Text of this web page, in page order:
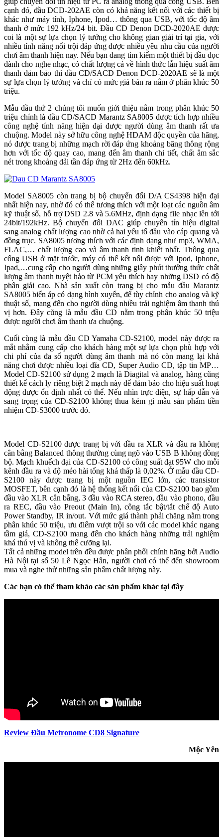
cạnh đó, đầu DCD-202AE còn có khả năng kết nối với các thiết bị
khác như máy tính, Iphone, Ipod… thông qua USB, với tốc độ âm
thanh ở mức 192 kHz/24 bit. Đầu CD Denon DCD-2020AE được
coi là một sự lựa chọn lý tưởng cho không gian giải trí tại gia, với
nhiều tính năng nổi trội đáp ứng được nhiều yêu nhu cầu của người
chơi âm thanh hiện nay. Nếu bạn đang tìm kiếm một thiết bị đầu đọc
dành cho nghe nhạc, có chất lượng cả về hình thức lẫn hiệu suất âm
thanh đảm bảo thì đầu CD/SACD Denon DCD-2020AE sẽ là một
sự lựa chọn lý tưởng và chỉ có mức giá bán ra nằm ở phân khúc 50
triệu.
Mẫu đầu thứ 2 chúng tôi muốn giới thiệu nằm trong phân khúc 50
triệu chính là đầu CD/SACD Marantz SA8005 được tích hợp nhiều
công nghệ tính năng hiện đại được người dùng âm thanh rất ưa
chuộng. Model này sở hữu công nghệ HDAM độc quyền của hãng,
nó được trang bị những mạch rời đáp ứng khoảng băng thông rộng
hơn với tốc độ quay cao, mang đến âm thanh chi tiết, chất âm sắc
nét trong khoảng dải tần đáp ứng từ 2Hz đến 60kHz.
Model SA8005 còn trang bị bộ chuyển đổi D/A CS4398 hiện đại
nhất hiện nay, nhờ đó có thể tương thích với một loạt các nguồn âm
kỹ thuật số, hỗ trợ DSD 2.8 và 5.6MHz, định dạng file nhạc lên tới
24bit/192kHz. Bộ chuyển đổi DAC giúp chuyển tín hiệu digital
sang analog chất lượng cao nhờ cả hai yếu tố đầu vào cáp quang và
đồng trục. SA8005 tương thích với các định dạng như mp3, WMA,
FLAC,… chất lượng cao và âm thanh tinh khiết nhất. Thông qua
cổng USB ở mặt trước, máy có thể kết nối được với Ipod, Iphone,
Ipad,…cung cấp cho người dùng những giây phút thưởng thức chất
lượng âm thanh tuyệt hảo từ PCM yêu thích hay những DSD có độ
phân giải cao. Nhà sản xuất còn trang bị cho mẫu đầu Marantz
SA8005 biến áp có dạng hình xuyến, để tùy chỉnh cho analog và kỹ
thuật số, mang đến cho người dùng nhiều trải nghiệm âm thanh thú
vị hơn. Đây cũng là mẫu đầu CD nằm trong phân khúc 50 triệu
được người chơi âm thanh ưa chuộng.
Cuối cùng là mẫu đầu CD Yamaha CD-S2100, model này được ra
mắt nhằm cung cấp cho khách hàng một sự lựa chọn phù hợp với
chi phí của đa số người dùng âm thanh mà nó còn mang lại khả
năng chơi được nhiều loại đĩa CD, Super Audio CD, tập tin MP…
Model CD-S2100 sử dụng 2 mạch là Diagital và analog, hãng cũng
thiết kế cách ly riêng biệt 2 mạch này để đảm bảo cho hiệu suất hoạt
động được ổn định nhất có thể. Nếu nhìn trực diện, sự hấp dẫn và
sang trọng của CD-S2100 không thua kém gì mẫu sản phẩm tiền
nhiệm CD-S3000 trước đó.
Model CD-S2100 được trang bị với đầu ra XLR và đầu ra không
cân bằng Balanced thông thường cùng ngõ vào USB B không đồng
bộ. Mạch khuếch đại của CD-S2100 có công suất đạt 95W cho mỗi
kênh đầu ra và độ méo hài tổng khá thấp là 0,02%. Ở mẫu đầu CD-
S2100 này được trang bị một nguồn IEC lớn, các transistor
MOSFET, bên cạnh đó là hệ thống kết nối của CD-S2100 bao gồm
đầu vào XLR cân bằng, 3 đầu vào RCA stereo, đầu vào phono, đầu
ra REC, đầu vào Preout (Main In), công tắc bật/tắt chế độ Auto
Power Standby, IR in/out. Với mức giá thành phải chăng nằm trong
phân khúc 50 triệu, ưu điểm vượt trội so với các model khác ngang
tầm giá, CD-S2100 mang đến cho khách hàng những trải nghiệm
khá thú vị và không thể cưỡng lại.
Tất cả những model trên đều được phân phối chính hãng bởi Audio
Hà Nội tại số 50 Lê Ngọc Hân, người chơi có thể đến showroom
mua và nghe thử những sản phẩm chất lượng này.
Các bạn có thể tham khảo các sản phẩm khác tại đây
Review Đầu Metronome CD8 Signature
Mộc Yên